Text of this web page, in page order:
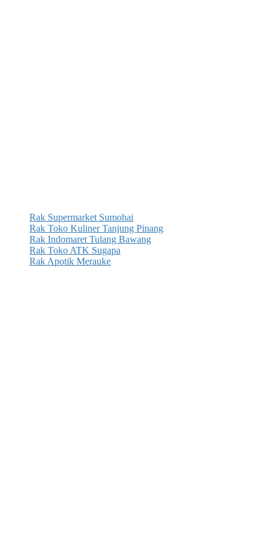
Rak Supermarket Sumohai
Rak Toko Kuliner Tanjung Pinang
Rak Indomaret Tulang Bawang
Rak Toko ATK Sugapa
Rak Apotik Merauke